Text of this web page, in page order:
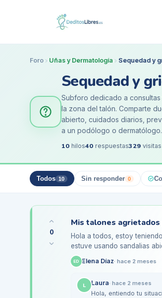
Foro Uñas y Dermatología Sequedad y
Sequedad y
Subforo dedicado a
la zona del talón. Comparte
abierto, cuidados diarios,
a un podólogo o dermatólogo.
10 hilos40 respuestas329 visitas
Todos 10 Sin responder 0
0
Hola a todos, estoy
estuve usando sandalias
esa zona. Estoy buscando…
ED Elena Díaz· hace 2 meses
L Laura· hace 2 meses
Hola, entiendo tu